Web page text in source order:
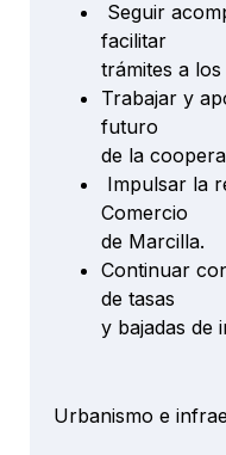
Seguir
facilitar
trámites a
Trabajar y
futuro
de la
Impulsar la
Comercio
de Marcilla.
Continuar
de tasas
y bajadas de
Urbanismo e